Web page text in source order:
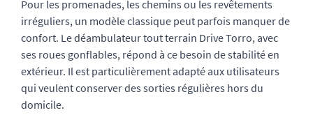
Pour les promenades, les chemins ou les revêtements
irréguliers, un modèle classique peut parfois manquer de
confort. Le déambulateur tout terrain Drive Torro, avec
ses roues gonflables, répond à ce besoin de stabilité en
extérieur. Il est particulièrement adapté aux utilisateurs
qui veulent conserver des sorties régulières hors du
domicile.